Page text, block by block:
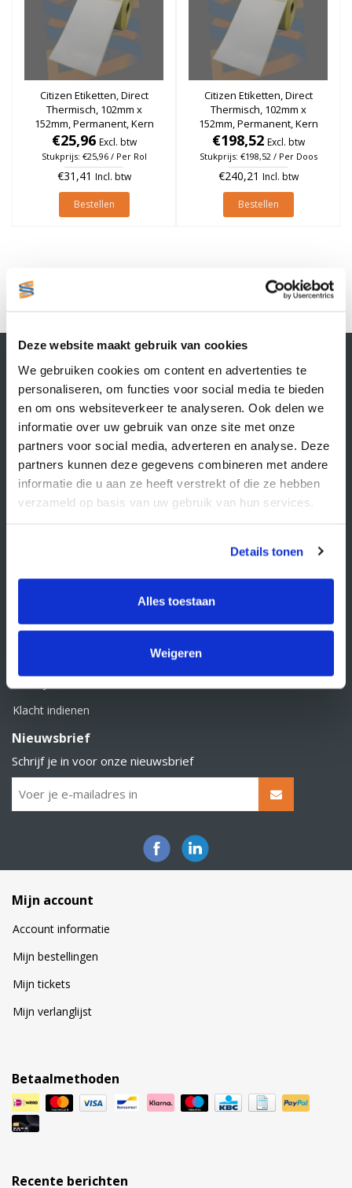
Deze website maakt gebruik van cookies
We gebruiken cookies om content en advertenties te
personaliseren, om functies voor social media te bieden
en om ons websiteverkeer te analyseren. Ook delen we
informatie over uw gebruik van onze site met onze
partners voor social media, adverteren en analyse. Deze
partners kunnen deze gegevens combineren met andere
informatie die u aan ze heeft verstrekt of die ze hebben
verzameld op basis van uw gebruik van hun services.
Details tonen
Alles toestaan
Weigeren
Citizen Etiketten, Direct
Thermisch, 102mm x
152mm, Permanent, Kern
25mm, rol à 475 stuks
€25,96 Excl. btw
Stukprijs: €25,96 / Per Rol
€31,41 Incl. btw
Bestellen
Citizen Etiketten, Direct
Thermisch, 102mm x
152mm, Permanent, Kern
25mm, rol à 475 stuks (Per
doos)
€198,52 Excl. btw
Stukprijs: €198,52 / Per Doos
€240,21 Incl. btw
Bestellen
1
Contactgegevens
Supply Service B.V.
Nijverheidsstraat 25-K
3861 RJ Nijkerk
info@supplyservice.nl
+31 33 468 13 42
KvK nummer: 66384737
Retourbeleid
Klacht indienen
Nieuwsbrief
Schrijf je in voor onze nieuwsbrief
Mijn account
Account informatie
Mijn bestellingen
Mijn tickets
Mijn verlanglijst
Betaalmethoden
Recente berichten